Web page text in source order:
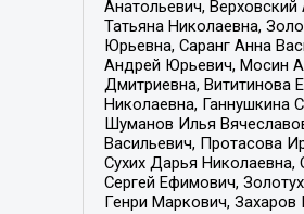
Анатольевич,
Татьяна Николаевна,
Юрьевна, Саранг Анна
Андрей Юрьевич, Мосин
Дмитриевна, Вититинова
Николаевна, Ганнушкина
Шуманов Илья
Васильевич, Протасова
Сухих Дарья
Сергей Ефимович,
Генри Маркович, Захаров